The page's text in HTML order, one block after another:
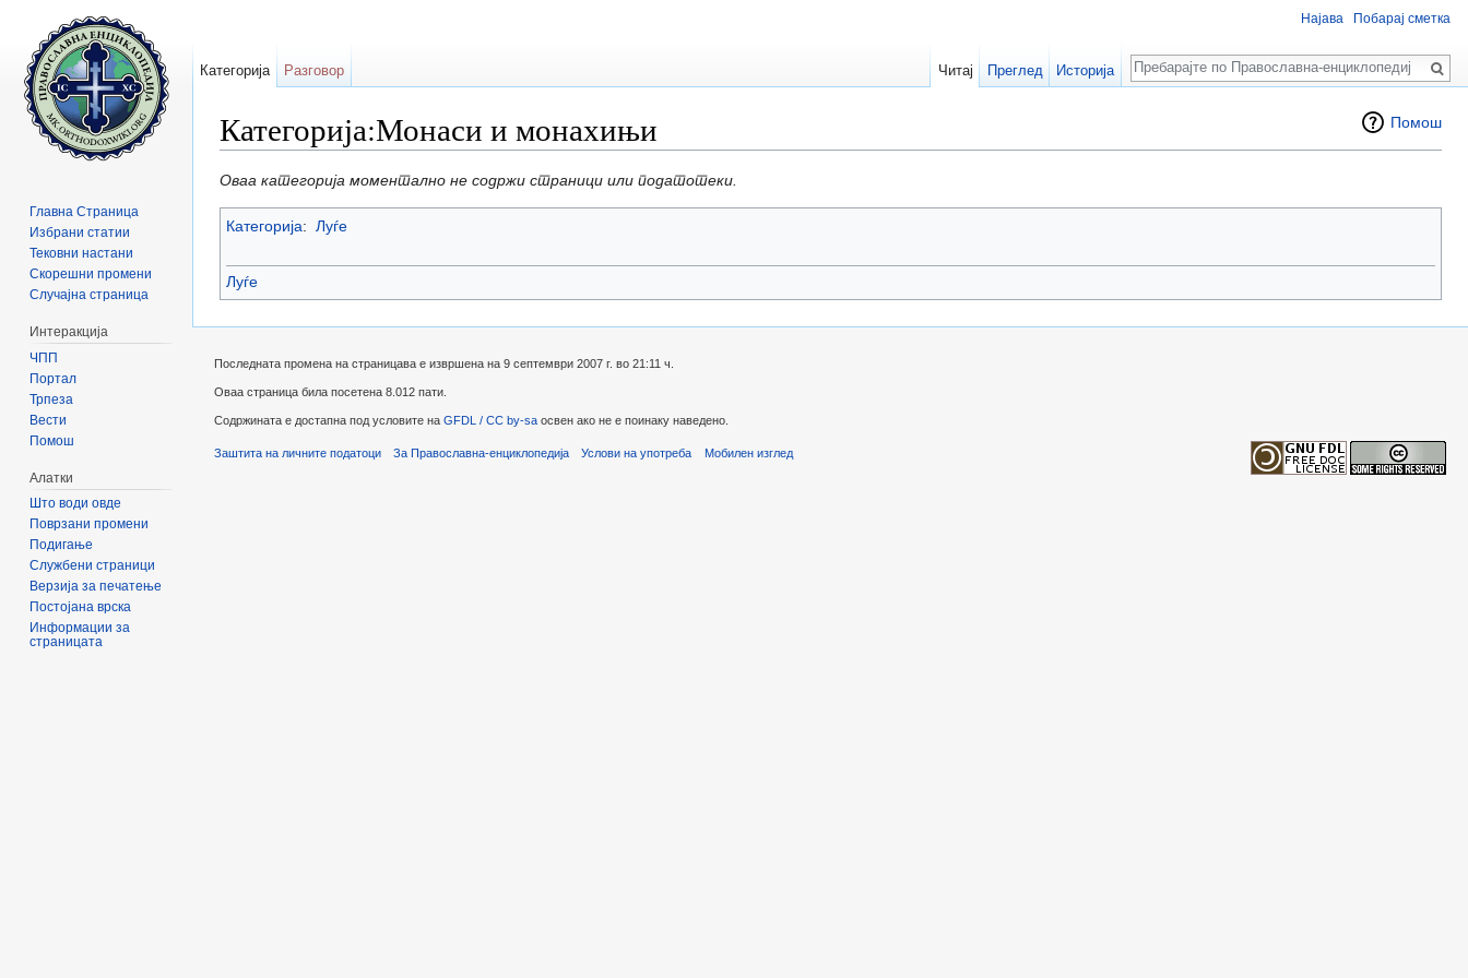
Помош
Категорија:Монаси и монахињи
Оваа категорија моментално не содржи страници или податотеки.
Категорија: Луѓе
Луѓе
Најава Побарај сметка
Категорија Разговор Читај Преглед Историја
Пребарај
Главна Страница
Избрани статии
Тековни настани
Скорешни промени
Случајна страница
Интеракција
ЧПП
Портал
Трпеза
Вести
Помош
Алатки
Што води овде
Поврзани промени
Подигање
Службени страници
Верзија за печатење
Постојана врска
Информации за
страницата
Последната промена на страницава е извршена на 9 септември 2007 г. во 21:11 ч.
Оваа страница била посетена 8.012 пати.
Содржината е достапна под условите на GFDL / CC by-sa освен ако не е поинаку наведено.
Заштита на личните податоци За Православна-енциклопедија Услови на употреба Мобилен изглед